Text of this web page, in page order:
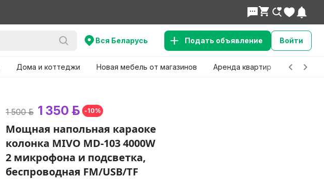
Вся Беларусь Подать объявление Войти
Дома и коттеджи Новая мебель от магазинов Аренда квартир Детские
1 500 р. 1 350 р. -10%
Мощная напольная караоке
колонка MIVO MD-103 4000W
2 микрофона и подсветка,
беспроводная FM/USB/TF